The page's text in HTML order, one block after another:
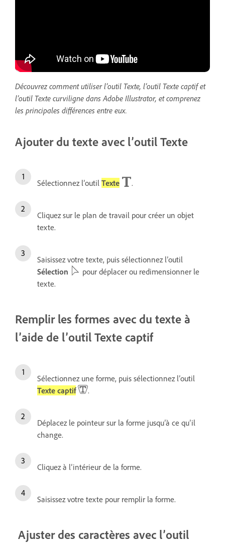
Découvrez comment utiliser l’outil Texte, l’outil Texte captif et
l’outil Texte curviligne dans Adobe Illustrator, et comprenez
les principales différences entre eux.
Ajouter du texte avec l’outil Texte
Sélectionnez l’outil Texte .
Cliquez sur le plan de travail pour créer un objet
texte.
Saisissez votre texte, puis sélectionnez l’outil
Sélection
pour déplacer ou redimensionner le
texte.
Remplir les formes avec du texte à
l’aide de l’outil Texte captif
Sélectionnez une forme, puis sélectionnez l’outil
Texte captif
.
Déplacez le pointeur sur la forme jusqu’à ce qu’il
change.
Cliquez à l’intérieur de la forme.
Saisissez votre texte pour remplir la forme.
Ajuster des caractères avec l’outil